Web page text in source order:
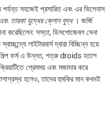
সহজেই প্রসারিত এবং এর ভিলেনাস
তারকা যুদ্ধের ক্লোন যুদ্ধ। জর্জি
করেছিলেন: সস্তা, ডিসপোজেবল সেনা
লাইটারবার্স দ্বারা বিচ্ছিন্ন হয়ে
ফর্ম এ উন্নত, শত্রু droids হতাশ
প্রেমময় এবং মজাদার করে
হলেও, তাদের হুমকির মান কখনই